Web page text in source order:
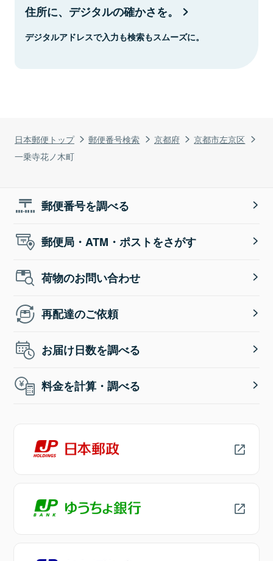
日本郵便トップ 郵便番号検索 京都府
京都市左京区
一乗寺花ノ木町
住所に、デジタルの確かさを。
デジタルアドレスで入力も検索もスムーズに。
郵便番号を調べる
郵便局・ATM・ポストをさがす
荷物のお問い合わせ
再配達のご依頼
お届け日数を調べる
料金を計算・調べる